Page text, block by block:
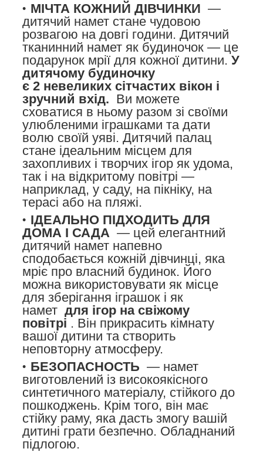
МІЧТА КОЖНИЙ ДІВЧИНКИ —
дитячий намет стане чудовою
розвагою на довгі години. Дитячий
тканинний намет як будиночок — це
подарунок мрії для кожної дитини. У
дитячому будиночку
є 2 невеликих сітчастих вікон і
зручний вхід. Ви можете
сховатися в ньому разом зі своїми
улюбленими іграшками та дати
волю своїй уяві. Дитячий палац
стане ідеальним місцем для
захопливих і творчих ігор як удома,
так і на відкритому повітрі —
наприклад, у саду, на пікніку, на
терасі або на пляжі.
ІДЕАЛЬНО ПІДХОДИТЬ ДЛЯ
ДОМА І САДА — цей елегантний
дитячий намет напевно
сподобається кожній дівчинці, яка
мріє про власний будинок. Його
можна використовувати як місце
для зберігання іграшок і як
намет для ігор на свіжому
повітрі . Він прикрасить кімнату
вашої дитини та створить
неповторну атмосферу.
БЕЗОПАСНОСТЬ — намет
виготовлений із високоякісного
синтетичного матеріалу, стійкого до
пошкоджень. Крім того, він має
стійку раму, яка дасть змогу вашій
дитині грати безпечно. Обладнаний
підлогою.